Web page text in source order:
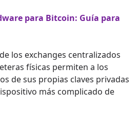
para Bitcoin: Guía para
los exchanges centralizados
físicas permiten a los
de sus propias claves privadas
más complicado de